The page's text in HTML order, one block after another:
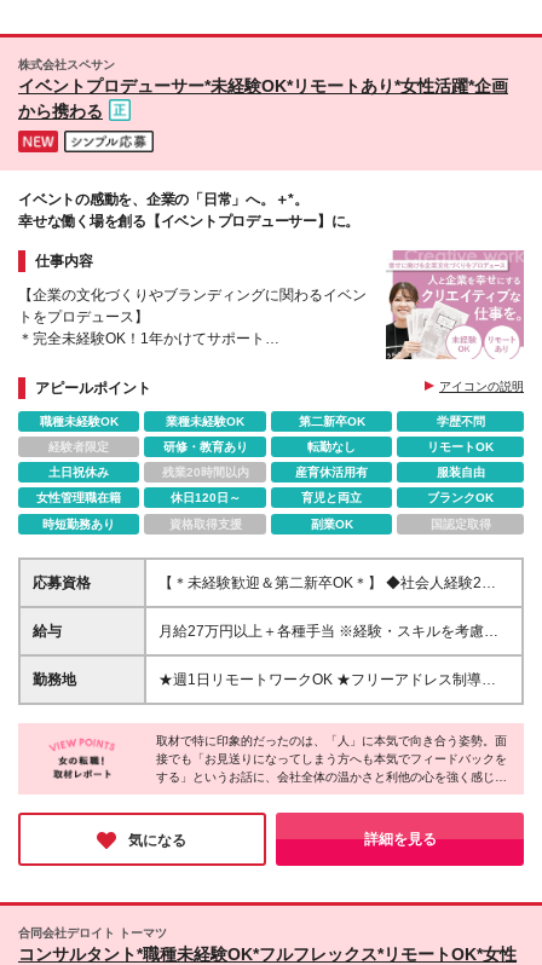
株式会社スペサン
イベントプロデューサー*未経験OK*リモートあり*女性活躍*企画
から携わる
イベントの感動を、企業の「日常」へ。＋*。
幸せな働く場を創る【イベントプロデューサー】に。
仕事内容
【企業の文化づくりやブランディングに関わるイベン
トをプロデュース】
＊完全未経験OK！1年かけてサポート
わる
＊年休120日以上・リモートあり・フレックス
アピールポイント アイコンの説明
職種未経験OK 業種未経験OK 第二新卒OK
学歴不問
経験者限定
研修・教育あり 転勤なし
リモートOK
土日祝休み
残業20時間以内 産育休活用有
服装自由
女性管理職在籍
休日120日～ 育児と両立
ブランクOK
時短勤務あり
資格取得支援 副業OK 国認定取得
応募資格
【＊未経験歓迎＆第二新卒OK＊】 ◆社会人経験2年
以上 ◆基本的なPCスキル ◆業務の中で、相手のニー
ズや課題をヒアリングし、形にしてきた経験（職種不
＊ ・誰かを喜ばせる仕事がしたい方 ・サプライズや
人を喜ばせることが好きな方 ・仕事を通じて論理的
ームワークを大切にして働きたい方
給与
月給27万円以上＋各種手当 ※経験・スキルを考慮し
て決定いたします。 ※上記には固定残業代（40時間
分／64,286円～）を含み、超過分は別途支給 ※試用
勤務地
★週1日リモートワークOK ★フリーアドレス制導入
★転勤なし 【本社】 東京都品川区西五反田3-15-6 リ
ードシー目黒不動前ビル 4F ※変更の範囲：上記を除
く当社関連勤務地
取材で特に印象的だったのは、「人」に本気で向き合う姿勢。面
接でも「お見送りになってしまう方へも本気でフィードバックを
する」というお話に、会社全体の温かさと利他の心を強く感じま
した。幼稚園の先生から転身し活躍されている方もおり、チーム
全員でフォローし合う体制が完璧です!「誰かを喜ばせることが好
き」「一生モノのスキルを身につけたい」という熱い想いを持つ
方に、ぜひ自信を持っておすすめしたい企業です！
気になる 詳細を見る
合同会社デロイト トーマツ
コンサルタント*職種未経験OK*フルフレックス*リモートOK*女性